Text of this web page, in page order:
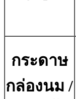
กระดาษ
กล่องนม /